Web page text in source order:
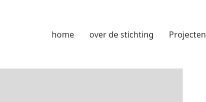
home over de stichting Projecten